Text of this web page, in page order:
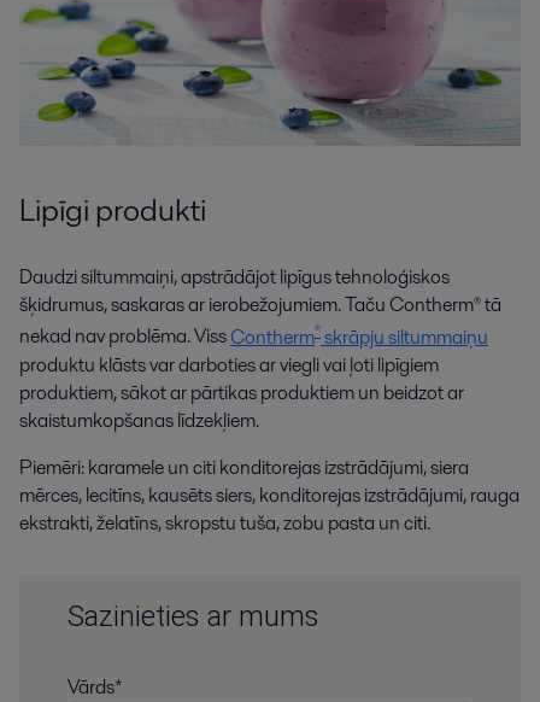
Lipīgi produkti
Daudzi siltummaiņi, apstrādājot lipīgus tehnoloģiskos
šķidrumus, saskaras ar ierobežojumiem. Taču Contherm® tā
nekad nav problēma. VissContherm®skrāpju siltummaiņu
produktu klāsts var darboties ar viegli vai ļoti lipīgiem
produktiem, sākot ar pārtikas produktiem un beidzot ar
skaistumkopšanas līdzekļiem.
Piemēri: karamele un citi konditorejas izstrādājumi, siera
mērces, lecitīns, kausēts siers, konditorejas izstrādājumi, rauga
ekstrakti, želatīns, skropstu tuša, zobu pasta un citi.
Sazinieties ar mums
Vārds*